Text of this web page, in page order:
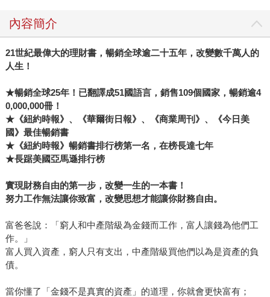
錢、房產、時間、人力，有形無形都算在內），將左右找工
作、買房、婚戀成家、生小孩的決定，這些人類的情感需求
最後都化成了財務的算計。甚至，許多年輕人放棄了算計。
一路都有父母張開安全網的人看似幸運，卻仍可能有苦難
成年期絕對瞬間無情抵達，不能變現的房產如何支應長照的
問題（父母打拚一輩子不就為了留點東西給你）。這本書不
談那一％的富人，甚至不是前二○％，談的是我們身邊每一個
普通家庭，每個人都能在這本書讀到自己和所愛之人的心
情。
內容簡介
21世紀最偉大的理財書，暢銷全球逾二十五年，改變數千萬人的
人生！
★暢銷全球25年！已翻譯成51國語言，銷售109個國家，暢銷逾4
0,000,000冊！
★《紐約時報》、《華爾街日報》、《商業周刊》、《今日美
國》最佳暢銷書
★《紐約時報》暢銷書排行榜第一名，在榜長達七年
★長踞美國亞馬遜排行榜
實現財務自由的第一步，改變一生的一本書！
努力工作無法讓你致富，改變思想才能讓你財務自由。
富爸爸說：「窮人和中產階級為金錢而工作，富人讓錢為他們工
作。」
富人買入資產，窮人只有支出，中產階級買他們以為是資產的負
債。
當你懂了「金錢不是真實的資產」的道理，你就會更快富有；